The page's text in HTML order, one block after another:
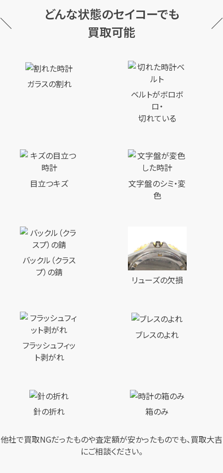
どんな状態のセイコーでも
買取可能
ガラスの割れ
ベルトがボロボ
ロ・
切れている
目立つキズ
文字盤のシミ・変
色
バックル（クラス
プ）の錆
リューズの欠損
フラッシュフィッ
ト剥がれ
ブレスのよれ
針の折れ 箱のみ
他社で買取NGだったものや査定額が安かったものでも、買取大吉
にご相談ください。